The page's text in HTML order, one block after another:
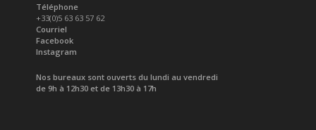
Téléphone
+33(0)5 63 63 57 62
Courriel
Facebook
Instagram
Nos bureaux sont ouverts du lundi au vendredi
de 9h à 12h30 et de 13h30 à 17h